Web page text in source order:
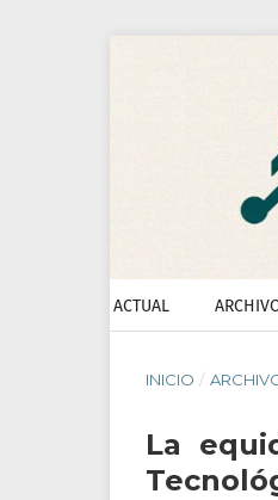
ACTUAL
INICIO /
La